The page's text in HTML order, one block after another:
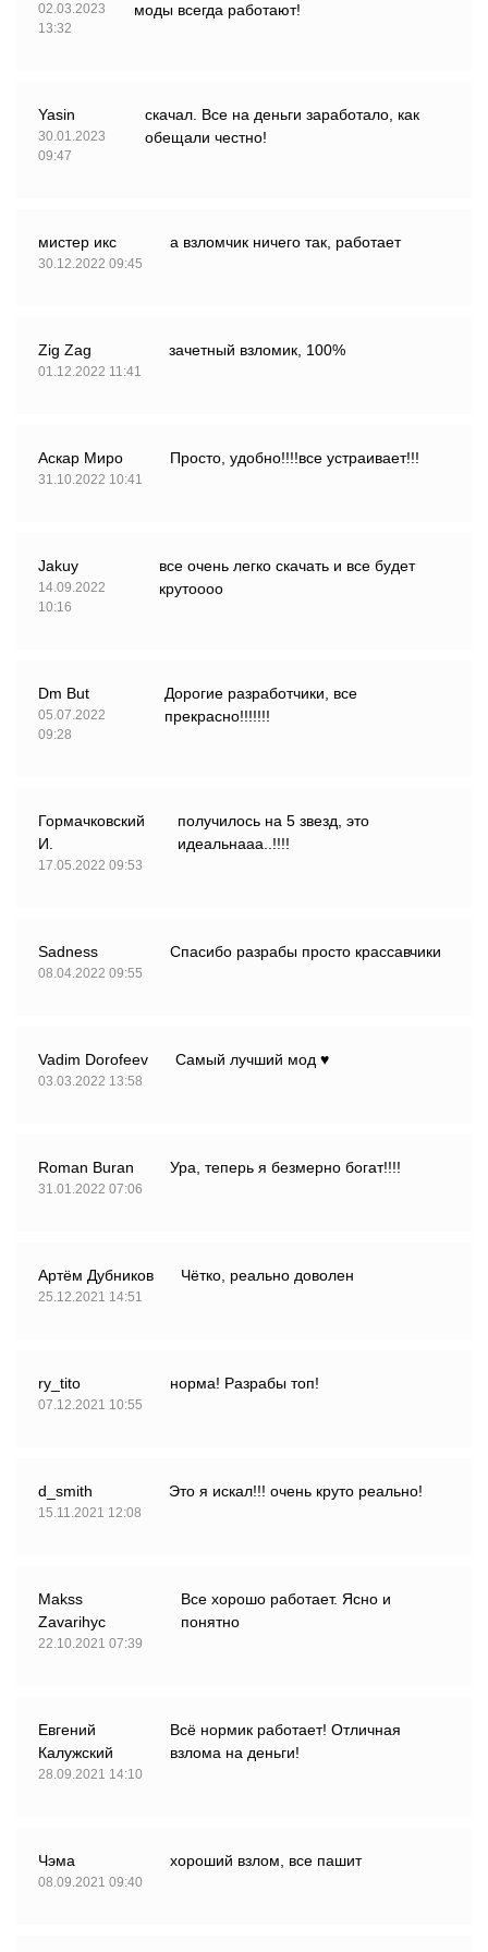
02.03.2023
13:32
моды всегда работают!
Yasin
30.01.2023
09:47
скачал. Все на деньги заработало, как
обещали честно!
мистер икс
30.12.2022 09:45
а взломчик ничего так, работает
Zig Zag
01.12.2022 11:41
зачетный взломик, 100%
Аскар Миро
31.10.2022 10:41
Просто, удобно!!!!все устраивает!!!
Jakuy
14.09.2022
10:16
все очень легко скачать и все будет
крутоооо
Dm But
05.07.2022
09:28
Дорогие разработчики, все
прекрасно!!!!!!!
Гормачковский
И.
17.05.2022 09:53
получилось на 5 звезд, это
идеальнааа..!!!!
Sadness
08.04.2022 09:55
Спасибо разрабы просто крассавчики
Vadim Dorofeev
03.03.2022 13:58
Самый лучший мод ♥️
Roman Buran
31.01.2022 07:06
Ура, теперь я безмерно богат!!!!
Артём Дубников
25.12.2021 14:51
Чётко, реально доволен
ry_tito
07.12.2021 10:55
норма! Разрабы топ!
d_smith
15.11.2021 12:08
Это я искал!!! очень круто реально!
Makss
Zavarihyc
22.10.2021 07:39
Все хорошо работает. Ясно и
понятно
Евгений
Калужский
28.09.2021 14:10
Всё нормик работает! Отличная
взлома на деньги!
Чэма
08.09.2021 09:40
хороший взлом, все пашит